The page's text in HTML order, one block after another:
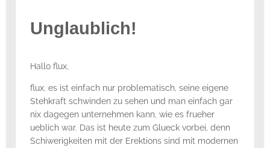
Unglaublich!
Hallo flux,
flux, es ist einfach nur problematisch, seine eigene
Stehkraft schwinden zu sehen und man einfach gar
nix dagegen unternehmen kann, wie es frueher
ueblich war. Das ist heute zum Glueck vorbei, denn
Schiwerigkeiten mit der Erektions sind mit modernen